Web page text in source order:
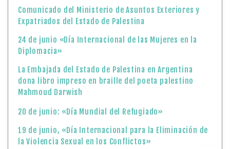
Comunicado del Ministerio de Asuntos Exteriores y
Expatriados del Estado de Palestina
24 de junio «Día Internacional de las Mujeres en la
Diplomacia»
La Embajada del Estado de Palestina en Argentina
dona libro impreso en braille del poeta palestino
Mahmoud Darwish
20 de junio: «Día Mundial del Refugiado»
19 de junio, «Día Internacional para la Eliminación de
la Violencia Sexual en los Conflictos»